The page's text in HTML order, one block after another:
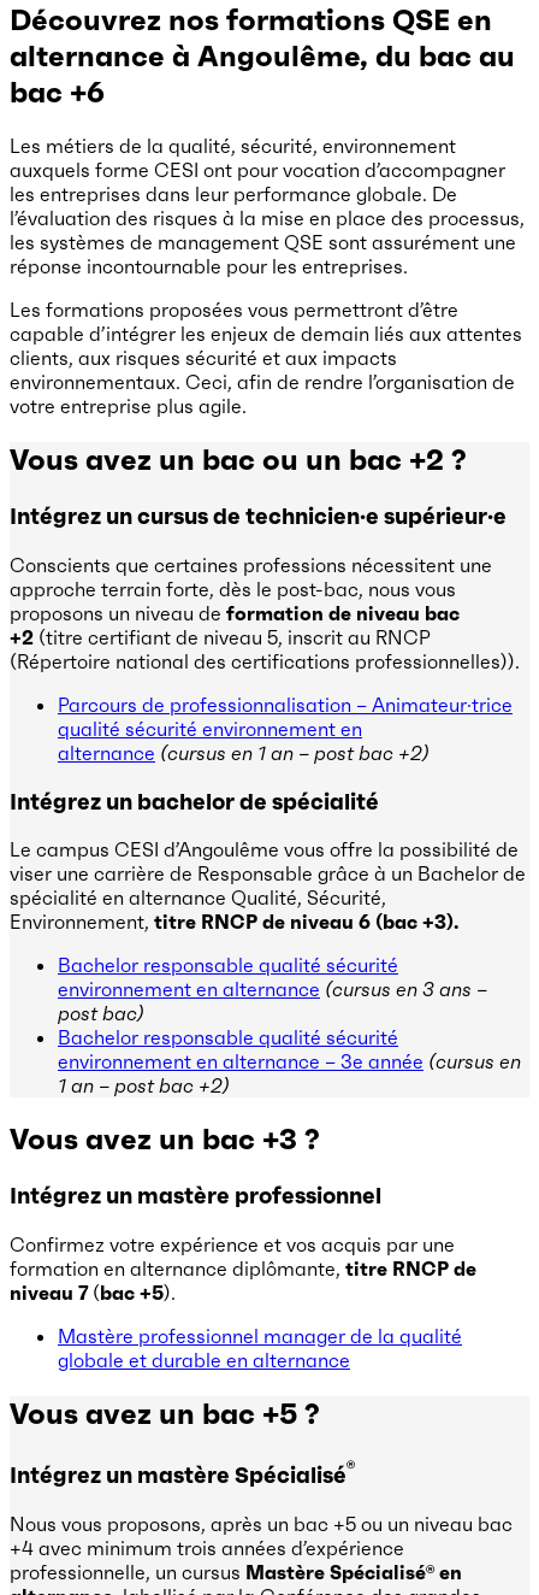
Découvrez nos formations QSE en
alternance à Angoulême, du bac au
bac +6
Les métiers de la qualité, sécurité, environnement
auxquels forme CESI ont pour vocation d’accompagner
les entreprises dans leur performance globale. De
l’évaluation des risques à la mise en place des processus,
les systèmes de management QSE sont assurément une
réponse incontournable pour les entreprises.
Les formations proposées vous permettront d’être
capable d’intégrer les enjeux de demain liés aux attentes
clients, aux risques sécurité et aux impacts
environnementaux. Ceci, afin de rendre l’organisation de
votre entreprise plus agile.
Vous avez un bac ou un bac +2 ?
Intégrez un cursus de technicien·e supérieur·e
Conscients que certaines professions nécessitent une
approche terrain forte, dès le post-bac, nous vous
proposons un niveau de formation de niveau bac
+2 (titre certifiant de niveau 5, inscrit au RNCP
(Répertoire national des certifications professionnelles)).
Parcours de professionnalisation – Animateur·trice
qualité sécurité environnement en
alternance (cursus en 1 an – post bac +2)
Intégrez un bachelor de spécialité
Le campus CESI d’Angoulême vous offre la possibilité de
viser une carrière de Responsable grâce à un Bachelor de
spécialité en alternance Qualité, Sécurité,
Environnement, titre RNCP de niveau 6 (bac +3).
Bachelor responsable qualité sécurité
environnement en alternance (cursus en 3 ans –
post bac)
Bachelor responsable qualité sécurité
environnement en alternance – 3e année (cursus en
1 an – post bac +2)
Vous avez un bac +3 ?
Intégrez un mastère professionnel
Confirmez votre expérience et vos acquis par une
formation en alternance diplômante, titre RNCP de
niveau 7(bac +5).
Mastère professionnel manager de la qualité
globale et durable en alternance
Vous avez un bac +5 ?
Intégrez un mastère Spécialisé®
Nous vous proposons, après un bac +5 ou un niveau bac
+4 avec minimum trois années d’expérience
professionnelle, un cursus Mastère Spécialisé® en